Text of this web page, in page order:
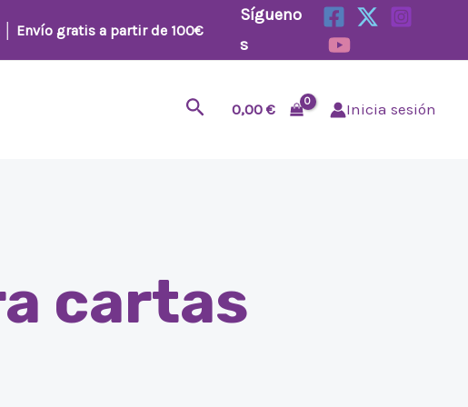
│ Envío gratis a partir de 100€
Sígueno
s
Buscar0,00 € Inicia sesión
cartas